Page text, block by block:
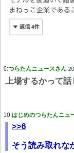
6:つらたんニュースさん
上場するかって話
10:はじめのつらたんニュ
>>6
そう読み取れな